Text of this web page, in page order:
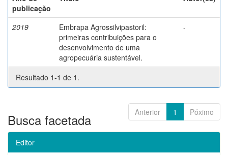
publicação
2019
Embrapa Agrossilvipastoril:
primeiras contribuições para o
desenvolvimento de uma
agropecuária sustentável.
-
Resultado 1-1 de 1.
Anterior 1 Póximo
Busca facetada
Editor